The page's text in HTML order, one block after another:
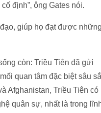
định”, ông Gates nói.
giúp họ đạt được những
còn: Triều Tiên đã gửi
quan tâm đặc biệt sâu
Afghanistan, Triều Tiên có
quân sự, nhất là trong